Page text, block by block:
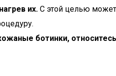
их. С этой целью
ботинки,